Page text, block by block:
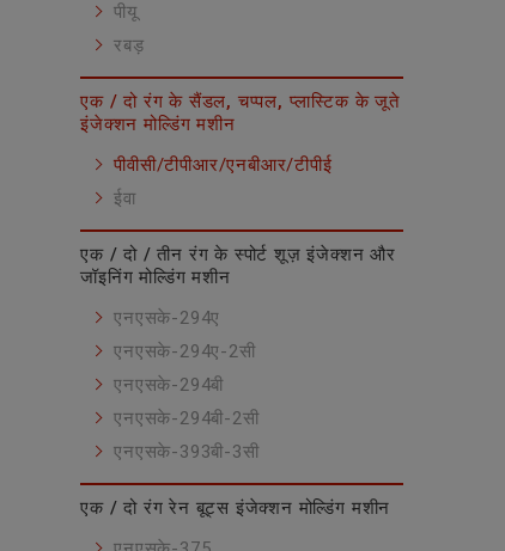
पीयू
रबड़
एक / दो रंग के सैंडल, चप्पल, प्लास्टिक के जूते
इंजेक्शन मोल्डिंग मशीन
पीवीसी/टीपीआर/एनबीआर/टीपीई
ईवा
एक / दो / तीन रंग के स्पोर्ट शूज़ इंजेक्शन और
जॉइनिंग मोल्डिंग मशीन
एनएसके-294ए
एनएसके-294ए-2सी
एनएसके-294बी
एनएसके-294बी-2सी
एनएसके-393बी-3सी
एक / दो रंग रेन बूट्स इंजेक्शन मोल्डिंग मशीन